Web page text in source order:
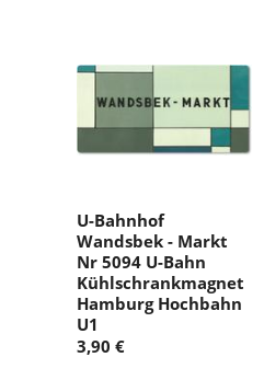
U-Bahnhof
Wandsbek - Markt
Nr 5094 U-Bahn
Kühlschrankmagnet
Hamburg Hochbahn
U1
3,90 €